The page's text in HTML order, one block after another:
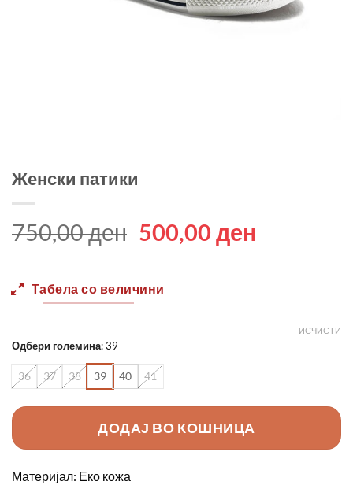
Женски патики
750,00ден Original
750,00 ден.
500,00 ден
Табела со величини
Одбери големина:39
36 37 38 39 40 41
ИСЧИСТИ
ДОДАЈ ВО КОШНИЦА
Материјал: Еко кожа